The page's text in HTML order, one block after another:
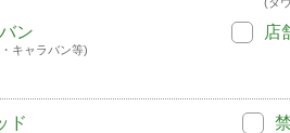
ン
キャラバン等)
店
ド